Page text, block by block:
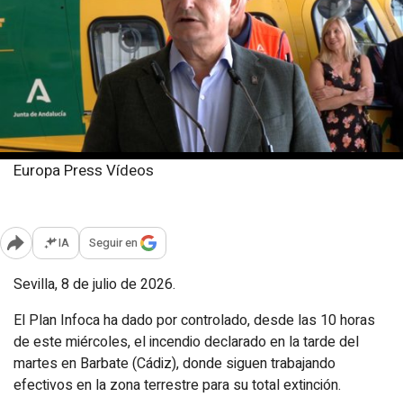
Europa Press Vídeos
Abrir opciones para compartir
IA Seguir en
Sevilla, 8 de julio de 2026.
El Plan Infoca ha dado por controlado, desde las 10 horas
de este miércoles, el incendio declarado en la tarde del
martes en Barbate (Cádiz), donde siguen trabajando
efectivos en la zona terrestre para su total extinción.